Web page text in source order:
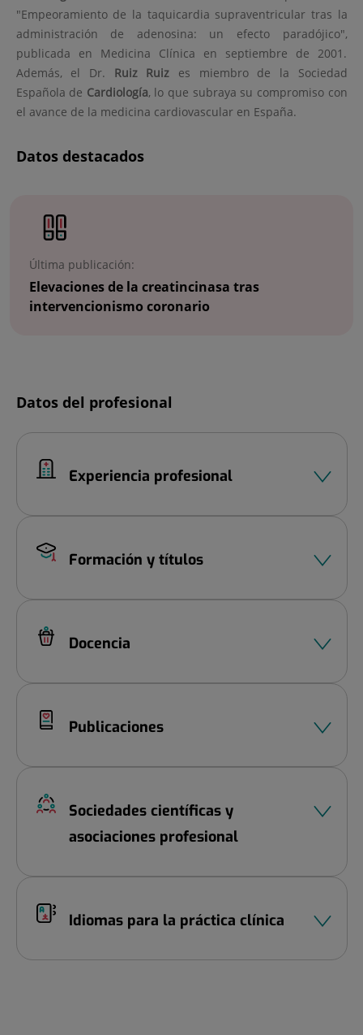
"Empeoramiento de la taquicardia supraventricular tras la
administración de adenosina: un efecto paradójico",
publicada en Medicina Clínica en septiembre de 2001.
Además, el Dr. Ruiz Ruiz es miembro de la Sociedad
Española de Cardiología, lo que subraya su compromiso con
el avance de la medicina cardiovascular en España.
Datos destacados
diapositivas:
Última publicación:
Elevaciones de la creatincinasa tras
intervencionismo coronario
Datos del profesional
Experiencia profesional
Formación y títulos
Docencia
Publicaciones
Sociedades científicas y
asociaciones profesional
Idiomas para la práctica clínica